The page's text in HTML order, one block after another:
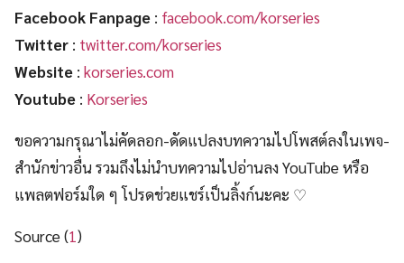
Facebook Fanpage : facebook.com/korseries
Twitter : twitter.com/korseries
Website : korseries.com
Youtube : Korseries
ขอความกรุณาไม่คัดลอก-ดัดแปลงบทความไปโพสต์ลงในเพจ-
สำนักข่าวอื่น รวมถึงไม่นำบทความไปอ่านลง YouTube หรือ
แพลตฟอร์มใด ๆ โปรดช่วยแชร์เป็นลิ้งก์นะคะ ♡
Source (1)